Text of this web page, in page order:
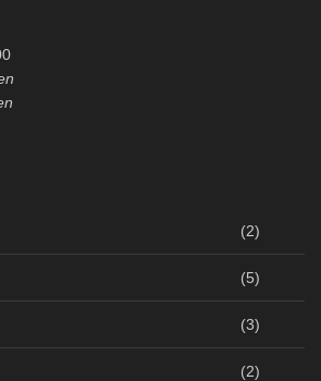
(2)
(5)
(3)
(2)